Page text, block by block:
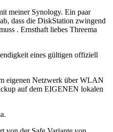
meiner Synology. Ein paar
dass die DiskStation zwingend
. Ernsthaft liebes Threema
eines gültigen offiziell
eigenen Netzwerk über WLAN
auf dem EIGENEN lokalen